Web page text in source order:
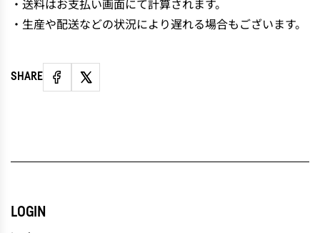
・生産や配送などの状況により遅れる場合もございます。
SHARE
LOGIN